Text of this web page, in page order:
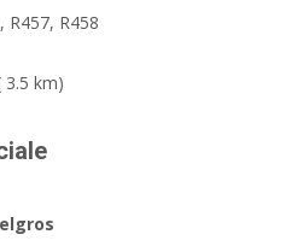
R457, R458
3.5 km)